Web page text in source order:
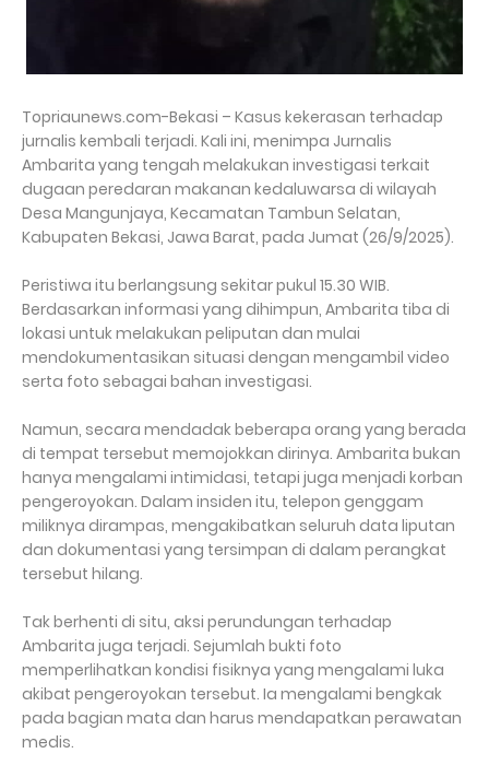
Topriaunews.com-Bekasi – Kasus kekerasan terhadap
jurnalis kembali terjadi. Kali ini, menimpa Jurnalis
Ambarita yang tengah melakukan investigasi terkait
dugaan peredaran makanan kedaluwarsa di wilayah
Desa Mangunjaya, Kecamatan Tambun Selatan,
Kabupaten Bekasi, Jawa Barat, pada Jumat (26/9/2025).
Peristiwa itu berlangsung sekitar pukul 15.30 WIB.
Berdasarkan informasi yang dihimpun, Ambarita tiba di
lokasi untuk melakukan peliputan dan mulai
mendokumentasikan situasi dengan mengambil video
serta foto sebagai bahan investigasi.
Namun, secara mendadak beberapa orang yang berada
di tempat tersebut memojokkan dirinya. Ambarita bukan
hanya mengalami intimidasi, tetapi juga menjadi korban
pengeroyokan. Dalam insiden itu, telepon genggam
miliknya dirampas, mengakibatkan seluruh data liputan
dan dokumentasi yang tersimpan di dalam perangkat
tersebut hilang.
Tak berhenti di situ, aksi perundungan terhadap
Ambarita juga terjadi. Sejumlah bukti foto
memperlihatkan kondisi fisiknya yang mengalami luka
akibat pengeroyokan tersebut. Ia mengalami bengkak
pada bagian mata dan harus mendapatkan perawatan
medis.